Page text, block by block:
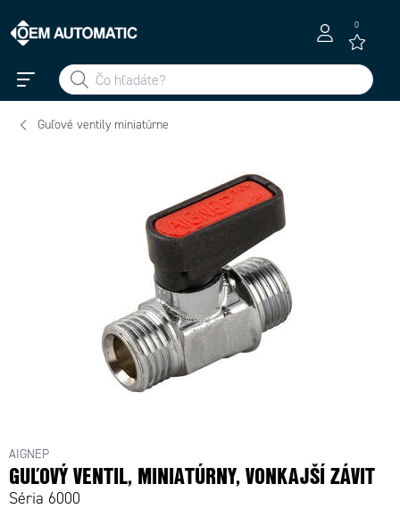
0
Guľové ventily miniatúrne
AIGNEP
GUĽOVÝ VENTIL, MINIATÚRNY, VONKAJŠÍ ZÁVIT
Séria 6000